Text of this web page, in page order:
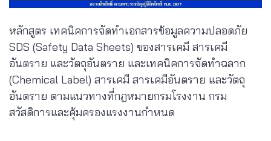
หลักสูตร เทคนิคการจัดทำเอกสารข้อมูลความปลอดภัย
SDS (Safety Data Sheets) ของสารเคมี สารเคมี
อันตราย และวัตถุอันตราย และเทคนิคการจัดทำฉลาก
(Chemical Label) สารเคมี สารเคมีอันตราย และวัตถุ
อันตราย ตามแนวทางที่กฎหมายกรมโรงงาน กรม
สวัสดิการและคุ้มครองแรงงานกำหนด